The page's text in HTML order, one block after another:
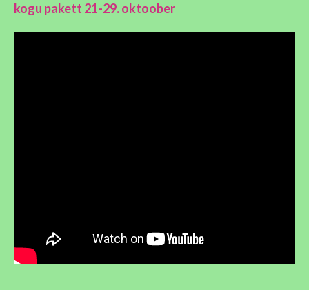
kogu pakett 21-29. oktoober